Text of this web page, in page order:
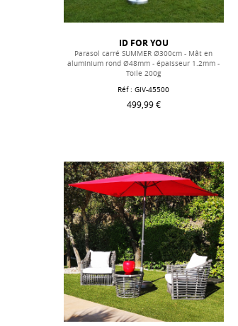
ID FOR YOU
Parasol carré SUMMER Ø300cm - Mât en
aluminium rond Ø48mm - épaisseur 1.2mm -
Toile 200g
Réf : GIV-45500
499,99 €